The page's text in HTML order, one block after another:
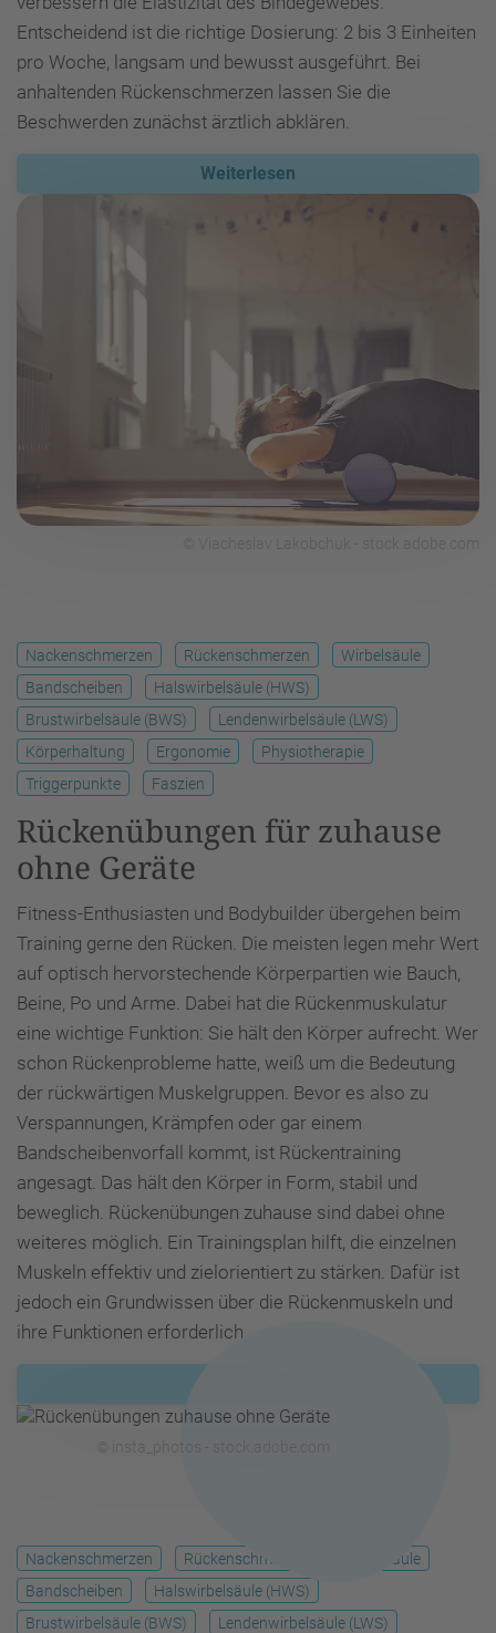
Entscheidend ist die richtige Dosierung: 2 bis 3 Einheiten
pro Woche, langsam und bewusst ausgeführt. Bei
anhaltenden Rückenschmerzen lassen Sie die
Beschwerden zunächst ärztlich abklären.
Weiterlesen
© insta_photos - stock.adobe.com
Nackenschmerzen Rückenschmerzen
Wirbelsäule
Bandscheiben
Halswirbelsäule (HWS)
Brustwirbelsäule (BWS)
Lendenwirbelsäule (LWS)
Körperhaltung
Ergonomie
Physiotherapie
Triggerpunkte
Faszien
Rückenübungen für zuhause
ohne Geräte
Fitness-Enthusiasten und Bodybuilder übergehen beim
Training gerne den Rücken. Die meisten legen mehr Wert
auf optisch hervorstechende Körperpartien wie Bauch,
Beine, Po und Arme. Dabei hat die Rückenmuskulatur
eine wichtige Funktion: Sie hält den Körper aufrecht. Wer
schon Rückenprobleme hatte, weiß um die Bedeutung
der rückwärtigen Muskelgruppen. Bevor es also zu
Verspannungen, Krämpfen oder gar einem
Bandscheibenvorfall kommt, ist Rückentraining
angesagt. Das hält den Körper in Form, stabil und
beweglich. Rückenübungen zuhause sind dabei ohne
weiteres möglich. Ein Trainingsplan hilft, die einzelnen
Muskeln effektiv und zielorientiert zu stärken. Dafür ist
jedoch ein Grundwissen über die Rückenmuskeln und
ihre Funktionen erforderlich.
Nackenschmerzen Rückenschmerzen
Wirbelsäule
Bandscheiben
Halswirbelsäule (HWS)
Brustwirbelsäule (BWS)
Lendenwirbelsäule (LWS)